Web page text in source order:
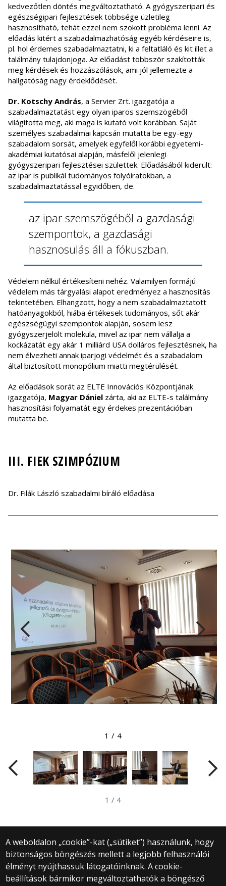
kedvezőtlen döntés megváltoztatható. A gyógyszeripari és
egészségipari fejlesztések többsége üzletileg
hasznosítható, tehát ezzel nem szokott probléma lenni. Az
előadás kitért a szabadalmazhatóság egyéb kérdéseire is,
pl. hol érdemes szabadalmaztatni, ki a feltatláló és kit illet a
találmány tulajdonjoga. Az előadást többször szakították
meg kérdések és hozzászólások, ami jól jellemezte a
hallgatóság nagy érdeklődését.
Dr. Kotschy András, a Servier Zrt. igazgatója a
szabadalmaztatást egy olyan iparos szemszögéből
világította meg, aki maga is kutató volt korábban. Saját
személyes szabadalmai kapcsán mutatta be egy-egy
szabadalom sorsát, amelyek egyfelől korábbi egyetemi-
akadémiai kutatósai alapján, másfelől jelenlegi
gyógyszeripari fejlesztései születtek. Előadásából kiderült:
az ipar is publikál tudományos folyóiratokban, a
szabadalmaztatással egyidőben, de.
az ipar szemszögéből a gazdasági
szempontok, a gazdasági
hasznosulás áll a fókuszban.
Védelem nélkül értékesíteni nehéz. Valamilyen formájú
védelem más tárgyalási alapot eredményez a hasznosítás
tekintetében. Elhangzott, hogy a nem szabadalmaztatott
hatóanyagokból, hiába értékesek tudományos, sőt akár
egészségügyi szempontok alapján, sosem lesz
gyógyszerjelölt molekula, mivel az ipar nem vállalja a
kockázatát egy akár 1 milliárd USA dolláros fejlesztésnek, ha
nem élvezheti annak iparjogi védelmét és a szabadalom
által biztosított monopólium miatti megtérülését.
Az előadások sorát az ELTE Innovációs Központjának
igazgatója, Magyar Dániel zárta, aki az ELTE-s találmány
hasznosítási folyamatát egy érdekes prezentációban
mutatta be.
III. FIEK SZIMPÓZIUM
Dr. Filák László szabadalmi bíráló előadása
1 / 4
1 / 4
A weboldalon „cookie”-kat („sütiket”) használunk, hogy
biztonságos böngészés mellett a legjobb felhasználói
élményt nyújthassuk látogatóinknak. A cookie-
beállítások bármikor megváltoztathatók a böngésző
© 2025 Eötvös Loránd Tudományegyetem
Minden jog fenntartva.
1053 Budapest, Egyetem tér 1–3.